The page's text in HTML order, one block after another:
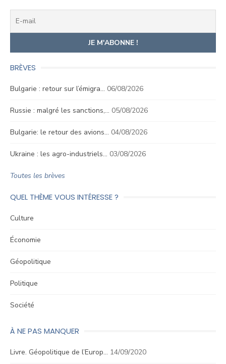
BRÈVES
Bulgarie : retour sur l’émigra… 06/08/2026
Russie : malgré les sanctions,… 05/08/2026
Bulgarie: le retour des avions… 04/08/2026
Ukraine : les agro-industriels… 03/08/2026
Toutes les brèves
QUEL THÈME VOUS INTÉRESSE ?
Culture
Économie
Géopolitique
Politique
Société
À NE PAS MANQUER
Livre. Géopolitique de l’Europ… 14/09/2020